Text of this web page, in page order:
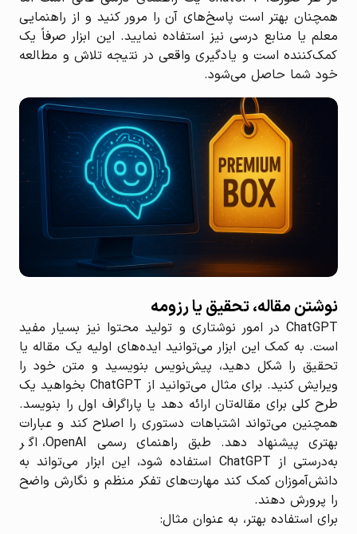
همچنان بهتر است پاسخ‌های آن را مرور کنید و از راهنمایی
معلم یا منابع درسی نیز استفاده نمایید. این ابزار صرفاً یک
کمک‌کننده است و یادگیری واقعی در نتیجه تلاش و مطالعه
خود شما حاصل می‌شود.
نوشتن مقاله، تحقیق یا رزومه
ChatGPT در امور نوشتاری و تولید محتوا نیز بسیار مفید
است. به کمک این ابزار می‌توانید ایده‌های اولیه یک مقاله یا
تحقیق را شکل دهید، پیش‌نویس بنویسید و متن خود را
ویرایش کنید. برای مثال می‌توانید از ChatGPT بخواهید یک
طرح کلی برای مقاله‌تان ارائه دهد یا پاراگراف اول را بنویسد.
همچنین می‌تواند اشتباهات دستوری را اصلاح کند و عبارات
بهتری پیشنهاد دهد. طبق راهنمای رسمی OpenAI، اگر
به‌درستی از ChatGPT استفاده شود، این ابزار می‌تواند به
دانش‌آموزان کمک کند مهارت‌های تفکر منظم و نگارش واضح
را پرورش دهند.
برای استفاده بهتر، به عنوان مثال: